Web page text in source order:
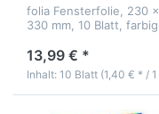
folia Fensterfolie, 230 x
330 mm, 10 Blatt, farbig
13,99 € *